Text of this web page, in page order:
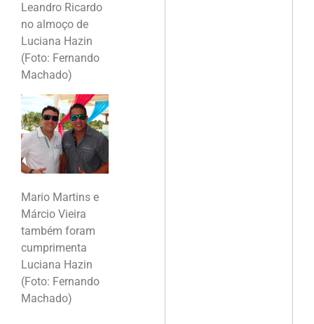
Leandro Ricardo
no almoço de
Luciana Hazin
(Foto: Fernando
Machado)
Mario Martins e
Márcio Vieira
também foram
cumprimenta
Luciana Hazin
(Foto: Fernando
Machado)